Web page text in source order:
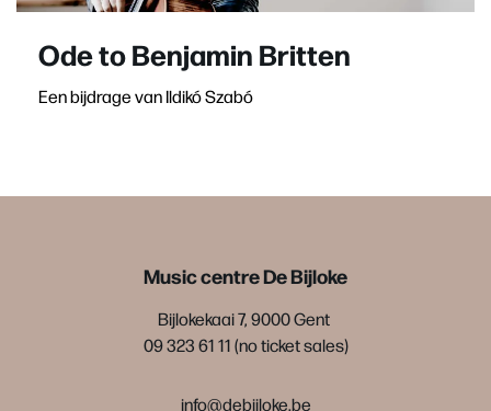
Ode to Benjamin Britten
Een bijdrage van Ildikó Szabó
Music centre De Bijloke
Bijlokekaai 7, 9000 Gent
09 323 61 11 (no ticket sales)
info@debijloke.be